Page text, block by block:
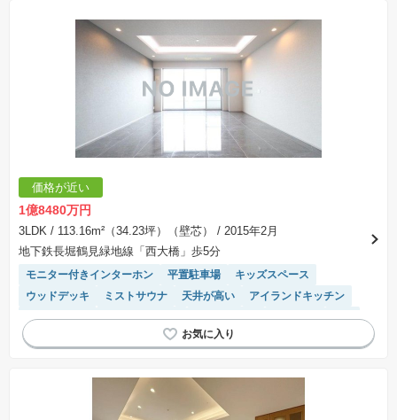
価格が近い
1億8480万円
3LDK / 113.16m²（34.23坪）（壁芯）
/ 2015年2月
地下鉄長堀鶴見緑地線「西大橋」歩5分
モニター付きインターホン 平置駐車場
キッズスペース
ウッドデッキ
ミストサウナ 天井が高い
アイランドキッチン
閑静な住宅地
24時間有人管理 自走式駐車場 EV充電器
WIC
平坦地
浴室乾燥機
宅配ボックス